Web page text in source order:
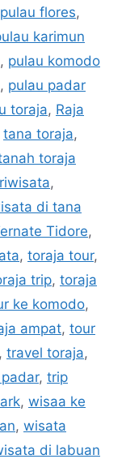
pulau flores,
karimun
, pulau komodo
, pulau padar
toraja, Raja
tana toraja,
toraja
,
di tana
Tidore,
, toraja tour,
trip, toraja
ke komodo,
ampat, tour
, travel toraja,
, trip
, wisaa ke
, wisata
di labuan